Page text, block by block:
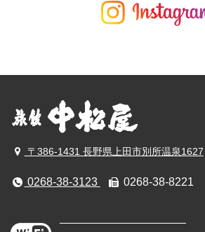
〒386-1431 長野県上田市別所温泉1627
0268-38-3123 0268-38-8221